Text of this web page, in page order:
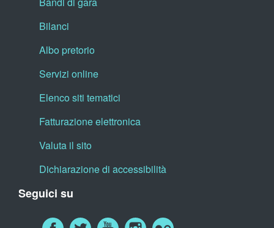
Bilanci
Albo pretorio
Servizi online
Elenco siti tematici
Fatturazione elettronica
Valuta il sito
Dichiarazione di accessibilità
Seguici su